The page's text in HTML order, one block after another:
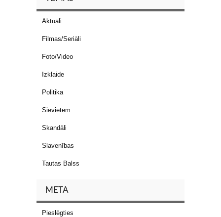
Aktuāli
Filmas/Seriāli
Foto/Video
Izklaide
Politika
Sievietēm
Skandāli
Slavenības
Tautas Balss
META
Pieslēgties